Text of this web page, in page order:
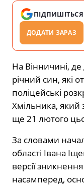
ПІДПИШІТЬСЯ
ДОДАТИ ЗАРАЗ
На Вінничині, де
річний син, які
поліцейські
Хмільника, який
ще 21 лютого
За словами
області Івана
версії
насамперед,